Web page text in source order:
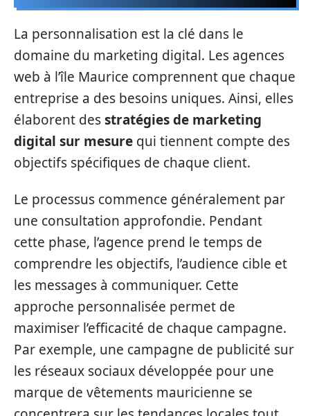
La personnalisation est la clé dans le
domaine du marketing digital. Les agences
web à l’île Maurice comprennent que chaque
entreprise a des besoins uniques. Ainsi, elles
élaborent desstratégies de marketing
digital sur mesure qui tiennent compte des
objectifs spécifiques de chaque client.
Le processus commence généralement par
une consultation approfondie. Pendant
cette phase, l’agence prend le temps de
comprendre les objectifs, l’audience cible et
les messages à communiquer. Cette
approche personnalisée permet de
maximiser l’efficacité de chaque campagne.
Par exemple, une campagne de publicité sur
les réseaux sociaux développée pour une
marque de vêtements mauricienne se